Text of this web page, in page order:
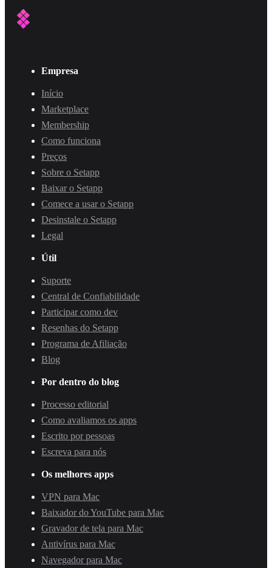
Empresa
Início
Marketplace
Membership
Como funciona
Preços
Sobre o Setapp
Baixar o Setapp
Comece a usar o Setapp
Desinstale o Setapp
Legal
Útil
Suporte
Central de Confiabilidade
Participar como dev
Resenhas do Setapp
Programa de Afiliação
Blog
Por dentro do blog
Processo editorial
Como avaliamos os apps
Escrito por pessoas
Escreva para nós
Os melhores apps
VPN para Mac
Baixador do YouTube para Mac
Gravador de tela para Mac
Antivírus para Mac
Navegador para Mac